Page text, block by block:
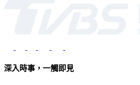
深入時事，一觸即見